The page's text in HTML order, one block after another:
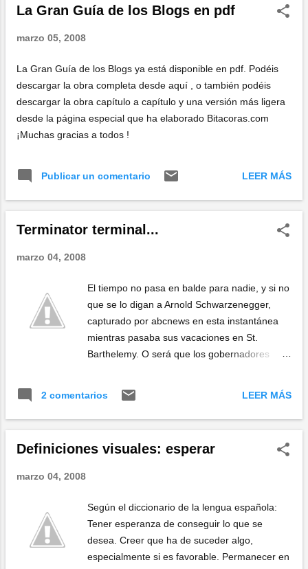
La Gran Guía de los Blogs en pdf
marzo 05, 2008
La Gran Guía de los Blogs ya está disponible en pdf. Podéis
descargar la obra completa desde aquí , o también podéis
descargar la obra capítulo a capítulo y una versión más ligera
desde la página especial que ha elaborado Bitacoras.com
¡Muchas gracias a todos !
Publicar un comentario LEER MÁS
Terminator terminal...
marzo 04, 2008
El tiempo no pasa en balde para nadie, y si no
que se lo digan a Arnold Schwarzenegger,
capturado por abcnews en esta instantánea
mientras pasaba sus vacaciones en St.
Barthelemy. O será que los gobernadores
2 comentarios LEER MÁS
Definiciones visuales: esperar
marzo 04, 2008
Según el diccionario de la lengua española:
Tener esperanza de conseguir lo que se
desea. Creer que ha de suceder algo,
especialmente si es favorable. Permanecer en